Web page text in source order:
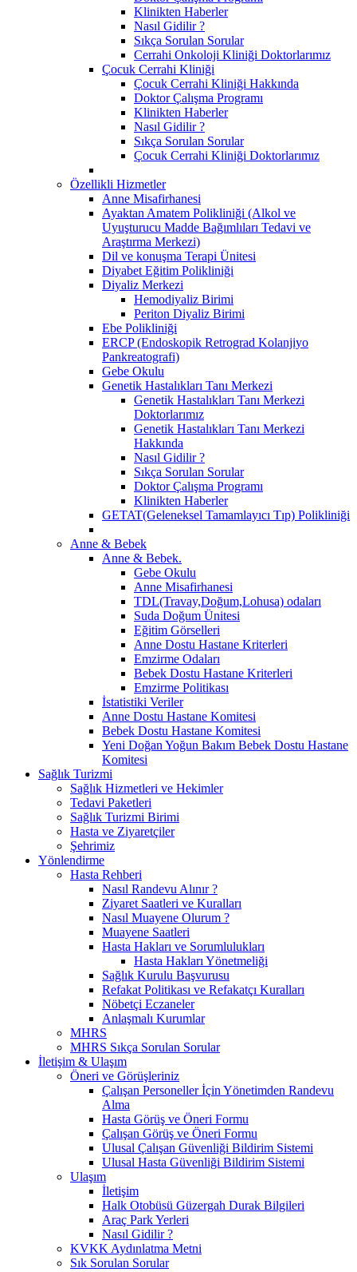
Klinikten Haberler
Nasıl Gidilir ?
Sıkça Sorulan Sorular
Cerrahi Onkoloji Kliniği Doktorlarımız
Çocuk Cerrahi Kliniği
Çocuk Cerrahi Kliniği Hakkında
Doktor Çalışma Programı
Klinikten Haberler
Nasıl Gidilir ?
Sıkça Sorulan Sorular
Çocuk Cerrahi Kliniği Doktorlarımız
Özellikli Hizmetler
Anne Misafirhanesi
Ayaktan Amatem Polikliniği (Alkol ve
Uyuşturucu Madde Bağımlıları Tedavi ve
Araştırma Merkezi)
Dil ve konuşma Terapi Ünitesi
Diyabet Eğitim Polikliniği
Diyaliz Merkezi
Hemodiyaliz Birimi
Periton Diyaliz Birimi
Ebe Polikliniği
ERCP (Endoskopik Retrograd Kolanjiyo
Pankreatografi)
Gebe Okulu
Genetik Hastalıkları Tanı Merkezi
Genetik Hastalıkları Tanı Merkezi
Doktorlarımız
Genetik Hastalıkları Tanı Merkezi
Hakkında
Nasıl Gidilir ?
Sıkça Sorulan Sorular
Doktor Çalışma Programı
Klinikten Haberler
GETAT(Geleneksel Tamamlayıcı Tıp) Polikliniği
Anne & Bebek
Anne & Bebek.
Gebe Okulu
Anne Misafirhanesi
TDL(Travay,Doğum,Lohusa) odaları
Suda Doğum Ünitesi
Eğitim Görselleri
Anne Dostu Hastane Kriterleri
Emzirme Odaları
Bebek Dostu Hastane Kriterleri
Emzirme Politikası
İstatistiki Veriler
Anne Dostu Hastane Komitesi
Bebek Dostu Hastane Komitesi
Yeni Doğan Yoğun Bakım Bebek Dostu Hastane
Komitesi
Sağlık Turizmi
Sağlık Hizmetleri ve Hekimler
Tedavi Paketleri
Sağlık Turizmi Birimi
Hasta ve Ziyaretçiler
Şehrimiz
Yönlendirme
Hasta Rehberi
Nasıl Randevu Alınır ?
Ziyaret Saatleri ve Kuralları
Nasıl Muayene Olurum ?
Muayene Saatleri
Hasta Hakları ve Sorumlulukları
Hasta Hakları Yönetmeliği
Sağlık Kurulu Başvurusu
Refakat Politikası ve Refakatçı Kuralları
Nöbetçi Eczaneler
Anlaşmalı Kurumlar
MHRS
MHRS Sıkça Sorulan Sorular
İletişim & Ulaşım
Öneri ve Görüşleriniz
Çalışan Personeller İçin Yönetimden Randevu
Alma
Hasta Görüş ve Öneri Formu
Çalışan Görüş ve Öneri Formu
Ulusal Çalışan Güvenliği Bildirim Sistemi
Ulusal Hasta Güvenliği Bildirim Sistemi
Ulaşım
İletişim
Halk Otobüsü Güzergah Durak Bilgileri
Araç Park Yerleri
Nasıl Gidilir ?
KVKK Aydınlatma Metni
Sık Sorulan Sorular